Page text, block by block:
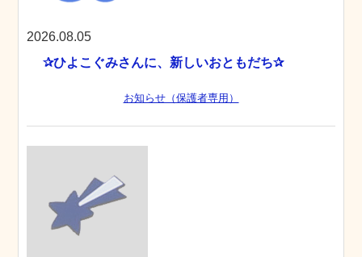
2026.08.05
✰ひよこぐみさんに、新しいおともだち✰
お知らせ（保護者専用）